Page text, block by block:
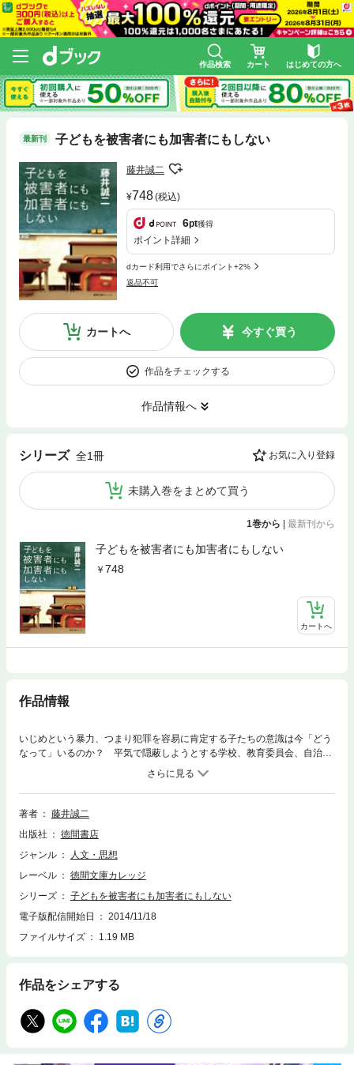
作品検索 カート はじめての方へ
最新刊 子どもを被害者にも加害者にもしない
藤井誠二
748(税込)
6pt獲得
ポイント詳細
dカード利用でさらにポイント+2%
返品不可
カートへ 今すぐ買う
作品をチェックする
作品情報へ
シリーズ 全1冊 お気に入り登録
未購入巻をまとめて買う
1巻から | 最新刊から
子どもを被害者にも加害者にもしない
748
カートへ
作品情報
いじめという暴力、つまり犯罪を容易に肯定する子たちの意識は今「どう
なって」いるのか？ 平気で隠蔽しようとする学校、教育委員会、自治
体。見向きもしない警察。クラスメートも次のいじめのターゲットになる
ことへの恐怖で、簡単に口を開こうとはしない。被害者、加害者問わず、
子どもが犯罪に巻き込まれないために、保護者や地域の人々が何をしたら
いいのか。『人を殺してみたかった――愛知県豊川市主婦殺人事件』等の
れいごとではない、リアルに根ざした提言。
著者
藤井誠二
出版社
徳間書店
ジャンル
人文・思想
レーベル
徳間文庫カレッジ
シリーズ
子どもを被害者にも加害者にもしない
電子版配信開始日
2014/11/18
ファイルサイズ
1.19 MB
作品をシェアする